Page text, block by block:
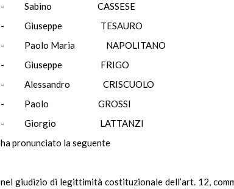
- Sabino CASSESE
- Giuseppe
- Paolo Maria
- Giuseppe
- Alessandro
- Paolo GROSSI
- Giorgio
ha pronunciato la seguente
nel giudizio di legittimità costituzionale dell’art. 12,